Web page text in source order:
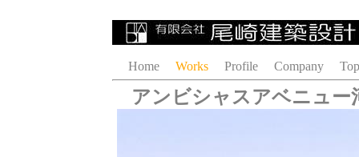
Home Works Profile Company
アンビシャスアベニュー